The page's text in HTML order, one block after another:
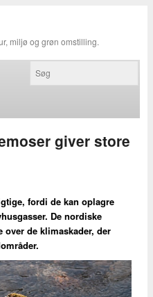
miljø og grøn omstilling.
giver store
fordi de kan oplagre
De nordiske
de klimaskader, der